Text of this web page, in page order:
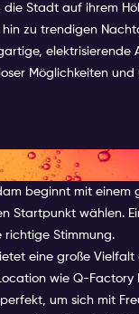
die Stadt auf ihrem
zu trendigen
elektrisierende
Möglichkeiten
für
beginnt mit
Startpunkt wählen.
richtige Stimmung.
eine große
wie Q-
um sich mit